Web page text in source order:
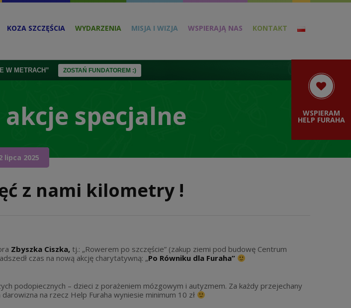
W METRACH” ZOSTAŃ FUNDATOREM :)
KOZA SZCZĘŚCIA WYDARZENIA MISJA I WIZJA WSPIERAJĄ NAS KONTAKT
WSPIERAM
HELP FURAHA
specjalne
lipca 2025
z nami kilometry !
Zbyszka Ciszka, tj.: „Rowerem po szczęście” (zakup ziemi pod budowę Centrum
czas na nową akcję charytatywną: „Po Równiku dla Furaha”
podopiecznych – dzieci z porażeniem mózgowym i autyzmem. Za każdy przejechany
na rzecz Help Furaha wyniesie minimum 10 zł